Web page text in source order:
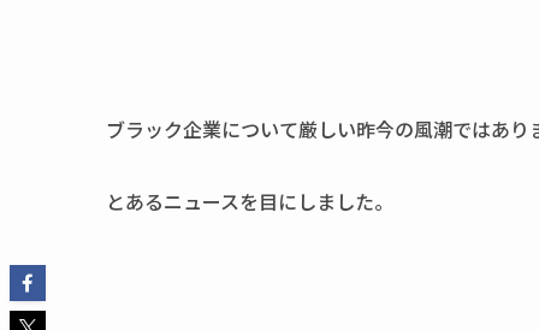
ブラック企業について厳しい昨今の風潮ではあり
とあるニュースを目にしました。